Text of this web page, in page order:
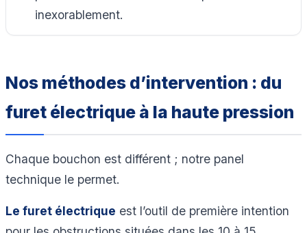
inexorablement.
Nos méthodes d’intervention : du
furet électrique à la haute pression
Chaque bouchon est différent ; notre panel
technique le permet.
Le furet électrique est l’outil de première intention